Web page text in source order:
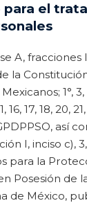
para el
A, fracciones
la
1°,
17, 18, 20,
así
I, inciso c),
para la
Posesión de
de México,